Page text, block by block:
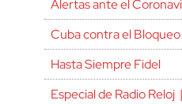
Alertas ante el
Cuba contra el Bloqueo
Hasta Siempre Fidel
Especial de Radio